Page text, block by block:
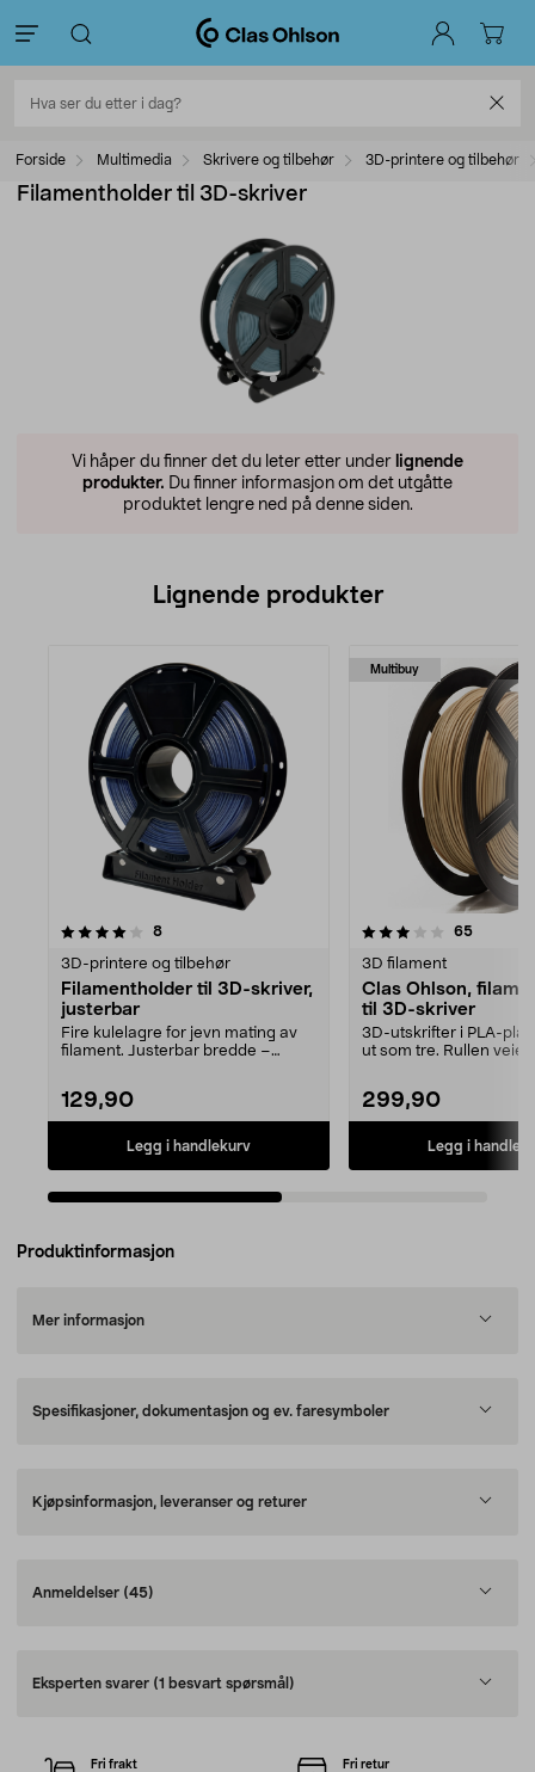
Forside Multimedia Skrivere og tilbehør 3D-printere og tilbehør
Filamentholder til 3D-skriver
Vi håper du finner det du leter etter under lignende
produkter. Du finner informasjon om det utgåtte
produktet lengre ned på denne siden.
Lignende produkter
8anmeldelser
3D-printere og tilbehør
Filamentholder til 3D-skriver,
justerbar
Fire kulelagre for jevn mating av
filament. Justerbar bredde –
129,90
Legg i handlekurv
Multibuy
3.5av 5 stjerner 65
3D filament
Clas Ohlson,
til 3D-skriver
3D-utskrifter i PLA-
ut som tre. Rullen veier
299,90
Legg i
4.0av 5 stjerner
Produktinformasjon
Mer informasjon
Spesifikasjoner, dokumentasjon og ev. faresymboler
Kjøpsinformasjon, leveranser og returer
Anmeldelser (45)
Eksperten svarer (1 besvart spørsmål)
Fri frakt Fri retur